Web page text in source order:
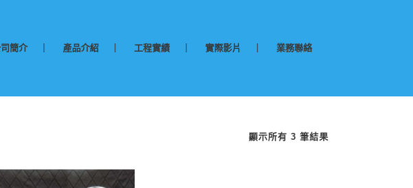
簡介 產品介紹 工程實績 實際影片 業務聯絡
顯示所有 3 筆結果